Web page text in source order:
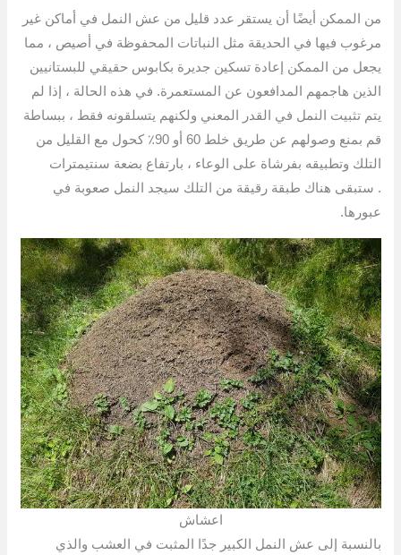
من الممكن أيضًا أن يستقر عدد قليل من عش النمل في أماكن غير
مرغوب فيها في الحديقة مثل النباتات المحفوظة في أصيص ، مما
يجعل من الممكن إعادة تسكين جديرة بكابوس حقيقي للبستانيين
الذين هاجمهم المدافعون عن المستعمرة. في هذه الحالة ، إذا لم
يتم تثبيت النمل في القدر المعني ولكنهم يتسلقونه فقط ، ببساطة
قم بمنع وصولهم عن طريق خلط 60 أو 90٪ كحول مع القليل من
التلك وتطبيقه بفرشاة على الوعاء ، بارتفاع بضعة سنتيمترات
. ستبقى هناك طبقة رقيقة من التلك سيجد النمل صعوبة في
عبورها.
اعشاش
بالنسبة إلى عش النمل الكبير جدًا المثبت في العشب والذي